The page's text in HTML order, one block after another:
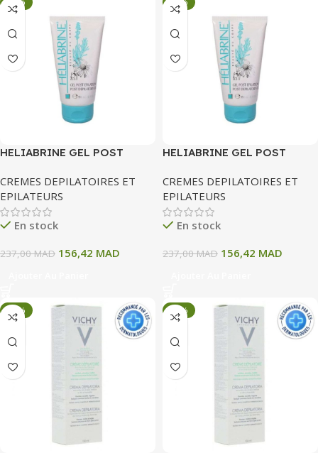
-34%
HELIABRINE GEL POST
CREMES DEPILATOIRES ET
EPILATEURS
En stock
237,00MAD 156,42 MAD
-34%
HELIABRINE GEL POST
CREMES DEPILATOIRES ET
EPILATEURS
En stock
237,00MAD 156,42 MAD
-33% -33%